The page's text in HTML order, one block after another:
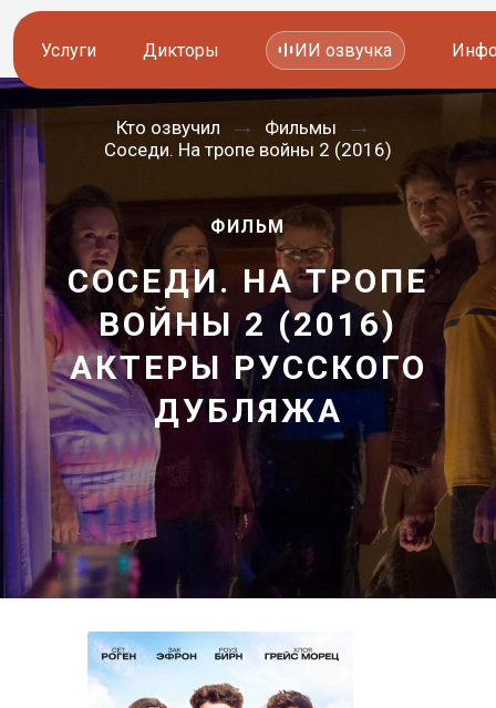
Услуги
Озвучка видео
Работа с аудио
Работа с текстом
Локализация и перевод
Другие услуги
8 800 200-45-51
Заказать звонок
Дикторы
Иностранные дикторы
Русские дикторы
Актеры озвучки
Контакты дикторов
ИИ голоса
8 800 200-45-51
Заказать звонок
ИИ озвучка
Кто озвучил
Фильмы
Соседи. На тропе войны 2 (2016)
ФИЛЬМ
СОСЕДИ. НА ТРОПЕ
ВОЙНЫ 2 (2016)
—
АКТЕРЫ РУССКОГО
ДУБЛЯЖА